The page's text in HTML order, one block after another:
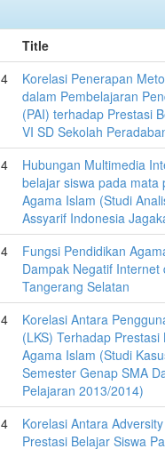
Title
Korelasi Penerapan
dalam Pembelajaran
(PAI) terhadap Prestasi
VI SD Sekolah
Hubungan Multimedia
belajar siswa pada mata
Agama Islam (Studi
Assyarif Indonesia
Fungsi Pendidikan
Dampak Negatif Internet
Tangerang Selatan
Korelasi Antara
(LKS) Terhadap
Agama Islam (Studi
Semester Genap SMA
Pelajaran 2013/2014)
Korelasi Antara
Prestasi Belajar Siswa